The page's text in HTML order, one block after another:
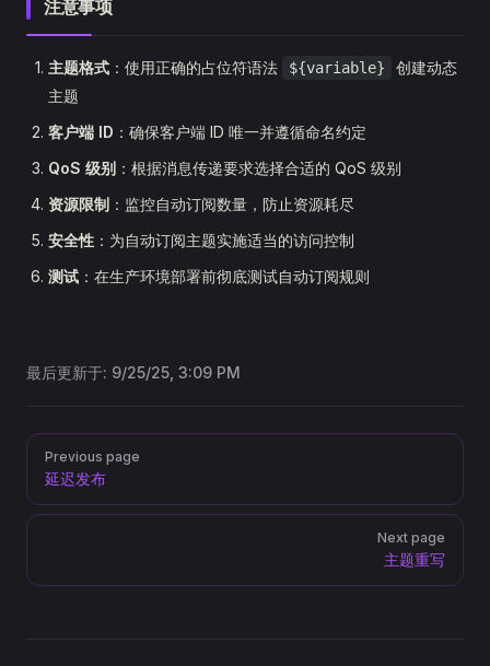
注意事项
主题格式 ：使用正确的占位符语法 ${variable}
创建动态
主题
客户端 ID ：确保客户端 ID 唯一并遵循命名约定
QoS 级别 ：根据消息传递要求选择合适的 QoS 级别
资源限制 ：监控自动订阅数量，防止资源耗尽
安全性 ：为自动订阅主题实施适当的访问控制
测试 ：在生产环境部署前彻底测试自动订阅规则
最后更新于: 9/25/25, 3:09 PM
PagerPrevious page
延迟发布
Next page
主题重写